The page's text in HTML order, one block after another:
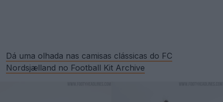
Dá uma olhada nas camisas clássicas do FC
Nordsjælland no Football Kit Archive